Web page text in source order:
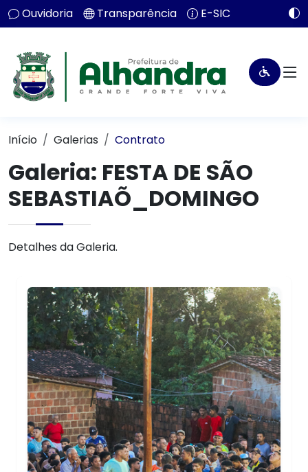
Ouvidoria Transparência E-SIC
Início Galerias Contrato
Galeria: FESTA DE SÃO
SEBASTIAÕ_DOMINGO
Detalhes da Galeria.